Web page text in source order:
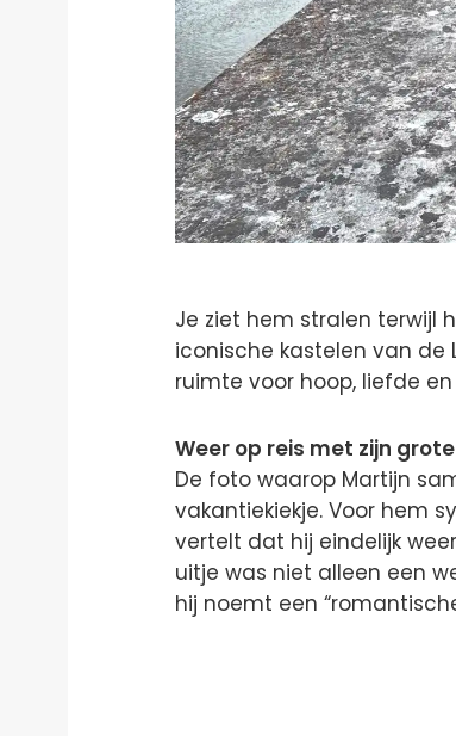
Je ziet hem stralen terwijl
iconische kastelen van de
ruimte voor hoop, liefde en
Weer op reis met zijn
De foto waarop Martijn
vakantiekiekje. Voor hem
vertelt dat hij eindelijk
uitje was niet alleen een
hij noemt een